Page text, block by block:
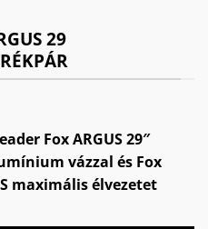
29
Fox ARGUS 29″
vázzal és Fox
maximális élvezetet